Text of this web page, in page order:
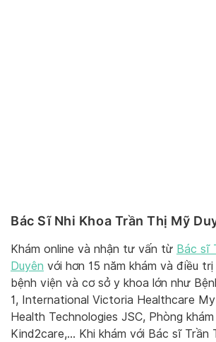
Bác Sĩ Nhi Khoa Trần Thị Mỹ
Khám online và nhận tư vấn từ Bác sĩ
Duyên với hơn 15 năm khám và điều
bệnh viện và cơ sở y khoa lớn như
1, International Victoria Healthcare
Health Technologies JSC, Phòng
Kind2care,… Khi khám với Bác sĩ Trần